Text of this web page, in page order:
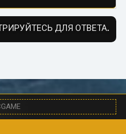
ДЛЯ ОТВЕТА.